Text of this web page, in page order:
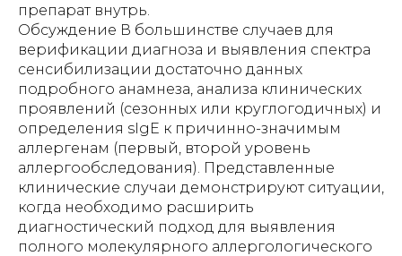
препарат внутрь.
Обсуждение В большинстве случаев для
верификации диагноза и выявления спектра
сенсибилизации достаточно данных
подробного анамнеза, анализа клинических
проявлений (сезонных или круглогодичных) и
определения sIgE к причинно-значимым
аллергенам (первый, второй уровень
аллергообследования). Представленные
клинические случаи демонстрируют ситуации,
когда необходимо расширить
диагностический подход для выявления
полного молекулярного аллергологического